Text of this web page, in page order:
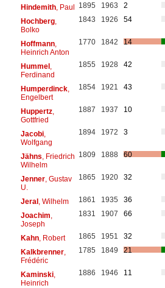
Hindemith, Paul 1895 1963
2
Hochberg,
Bolko
1843 1926 54
Hoffmann,
Heinrich Anton
1770 1842 14
Hummel,
Ferdinand
1855 1928 42
Humperdinck,
Engelbert
1854 1921 43
Huppertz,
Gottfried
1887 1937 10
Jacobi,
Wolfgang
1894 1972 3
Jähns , Friedrich
Wilhelm
1809 1888 60
Jenner, Gustav
U.
1865 1920 32
Jeral, Wilhelm 1861 1935
36
Joachim
Joseph
1831 1907 66
Kahn, Robert 1865 1951
32
Kalkbrenner,
Frédéric
1785 1849 21
Kaminski,
Heinrich
1886 1946 11